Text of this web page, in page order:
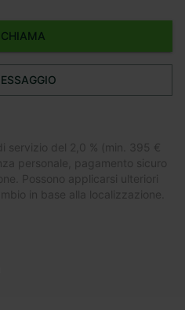
CHIAMA
servizio del 2,0 % (min. 395 €
personale, pagamento sicuro
Possono applicarsi ulteriori
in base alla localizzazione.